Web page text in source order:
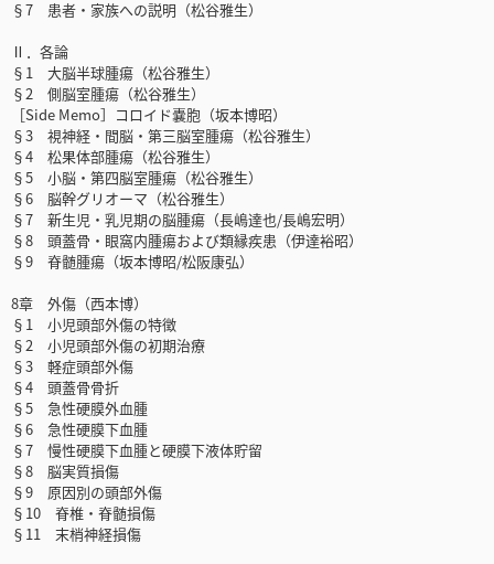
§7 患者・家族への説明（松谷雅生）
Ⅱ．各論
§1 大脳半球腫瘍（松谷雅生）
§2 側脳室腫瘍（松谷雅生）
［Side Memo］コロイド嚢胞（坂本博昭）
§3 視神経・間脳・第三脳室腫瘍（松谷雅生）
§4 松果体部腫瘍（松谷雅生）
§5 小脳・第四脳室腫瘍（松谷雅生）
§6 脳幹グリオーマ（松谷雅生）
§7 新生児・乳児期の脳腫瘍（長嶋達也/長嶋宏明）
§8 頭蓋骨・眼窩内腫瘍および類縁疾患（伊達裕昭）
§9 脊髄腫瘍（坂本博昭/松阪康弘）
8章 外傷（西本博）
§1 小児頭部外傷の特徴
§2 小児頭部外傷の初期治療
§3 軽症頭部外傷
§4 頭蓋骨骨折
§5 急性硬膜外血腫
§6 急性硬膜下血腫
§7 慢性硬膜下血腫と硬膜下液体貯留
§8 脳実質損傷
§9 原因別の頭部外傷
§10 脊椎・脊髄損傷
§11 末梢神経損傷